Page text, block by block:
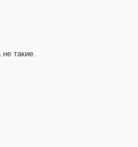
такие.